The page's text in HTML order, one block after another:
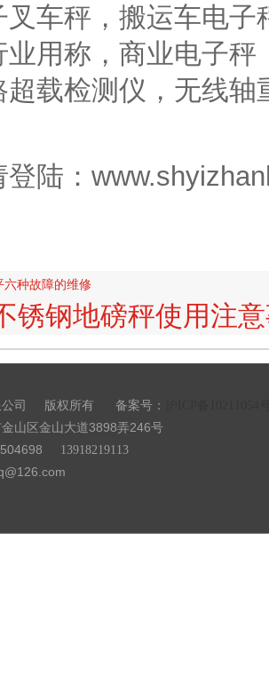
叉车秤，搬运车电
业用称，商业电子
超载检测仪，无线
登陆：
六种故障的维修
锈钢地磅秤使用注
司 版权所有 备案号：
山区金山大道3898弄246号
13918219113